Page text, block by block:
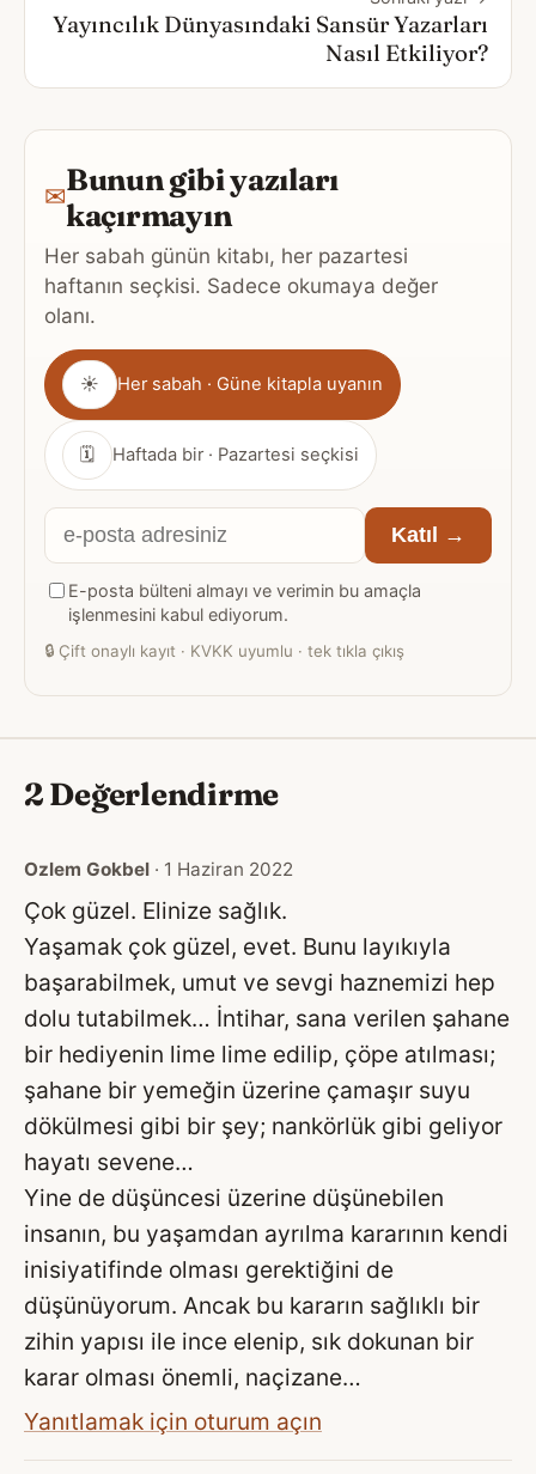
Yayıncılık Dünyasındaki Sansür Yazarları
Nasıl Etkiliyor?
✉Bunun gibi yazıları
kaçırmayın
Her sabah günün kitabı, her pazartesi
haftanın seçkisi. Sadece okumaya değer
olanı.
Gönderim
sıklığı
☀ Her sabah · Güne kitapla uyanın
🗓 Haftada bir · Pazartesi seçkisi
E-
posta
adresiniz
Katıl →
E-posta bülteni almayı ve verimin bu amaçla
işlenmesini kabul ediyorum.
🔒 Çift onaylı kayıt · KVKK uyumlu · tek tıkla çıkış
2 Değerlendirme
Ozlem Gokbel · 1 Haziran 2022
Çok güzel. Elinize sağlık.
Yaşamak çok güzel, evet. Bunu layıkıyla
başarabilmek, umut ve sevgi haznemizi hep
dolu tutabilmek… İntihar, sana verilen şahane
bir hediyenin lime lime edilip, çöpe atılması;
şahane bir yemeğin üzerine çamaşır suyu
dökülmesi gibi bir şey; nankörlük gibi geliyor
hayatı sevene…
Yine de düşüncesi üzerine düşünebilen
insanın, bu yaşamdan ayrılma kararının kendi
inisiyatifinde olması gerektiğini de
düşünüyorum. Ancak bu kararın sağlıklı bir
zihin yapısı ile ince elenip, sık dokunan bir
karar olması önemli, naçizane…
Yanıtlamak için oturum açın